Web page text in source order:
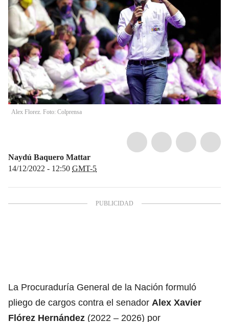
Alex Florez. Foto: Colprensa
Naydú Baquero Mattar
14/12/2022 - 12:50 GMT-5
La Procuraduría General de la Nación formuló
pliego de cargos contra el senador Alex Xavier
Flórez Hernández (2022 – 2026) por